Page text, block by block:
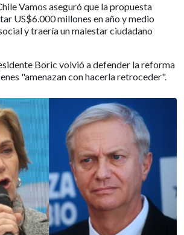
Vamos aseguró que la propuesta
US$6.000 millones en año y medio
y traería un malestar ciudadano
Boric volvió a defender la reforma
"amenazan con hacerla retroceder".